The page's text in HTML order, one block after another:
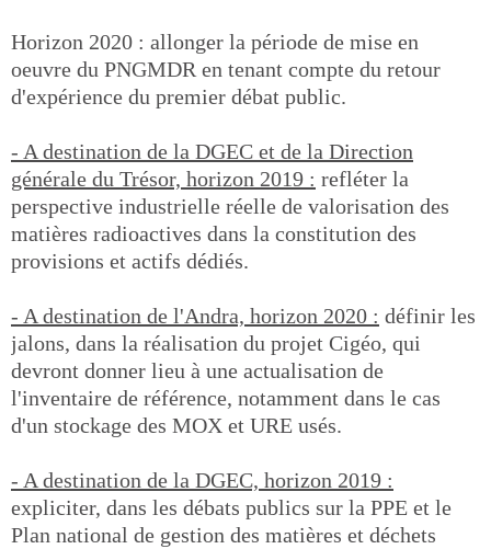
Horizon 2020 : allonger la période de mise en
oeuvre du PNGMDR en tenant compte du retour
d'expérience du premier débat public.
- A destination de la DGEC et de la Direction
générale du Trésor, horizon 2019 : refléter la
perspective industrielle réelle de valorisation des
matières radioactives dans la constitution des
provisions et actifs dédiés.
- A destination de l'Andra, horizon 2020 : définir les
jalons, dans la réalisation du projet Cigéo, qui
devront donner lieu à une actualisation de
l'inventaire de référence, notamment dans le cas
d'un stockage des MOX et URE usés.
- A destination de la DGEC, horizon 2019 :
expliciter, dans les débats publics sur la PPE et le
Plan national de gestion des matières et déchets